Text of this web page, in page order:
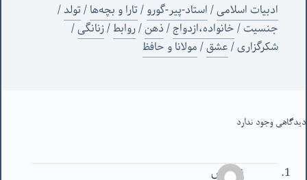
ادبیات اسلامی/استاد-پیر-گورو/تارا و بچه‌ها/تولد/
جنسیت/خانواده،ازدواج/ذهن/روابط/زنانگی/
شکرگزاری/عشق/مولانا و حافظ
دیدگاهی وجود ندارد
ناشناس